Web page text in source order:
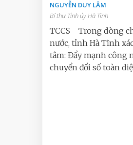
NGUYỄN DUY LÂM
Bí thư Tỉnh ủy Hà Tĩnh
TCCS - Trong dòng
nước, tỉnh Hà Tĩnh
tâm: Đẩy mạnh công
chuyển đổi số toàn